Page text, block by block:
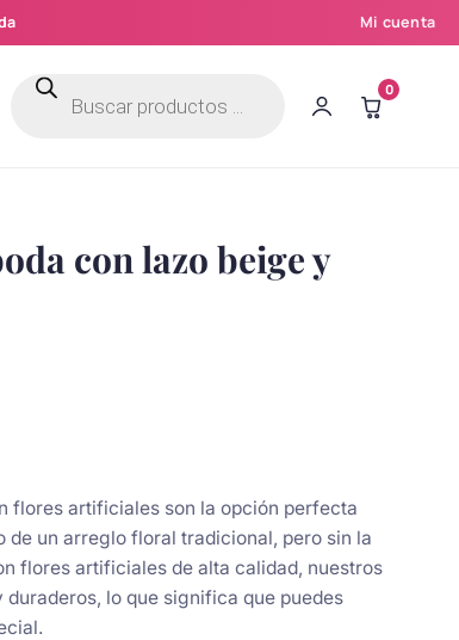
Mi cuenta
Búsqueda
productos
0
con lazo beige y
flores artificiales son la opción perfecta
de un arreglo floral tradicional, pero sin la
flores artificiales de alta calidad, nuestros
lo que significa que puedes